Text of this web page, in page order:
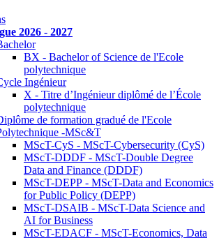
2026 - 2027
BX - Bachelor of Science de l'Ecole
polytechnique
Ingénieur
X - Titre d’Ingénieur diplômé de l’École
polytechnique
de formation gradué de l'Ecole
-MSc&T
MScT-CyS - MScT-Cybersecurity (CyS)
MScT-DDDF - MScT-Double Degree
Data and Finance (DDDF)
MScT-DEPP - MScT-Data and Economics
for Public Policy (DEPP)
MScT-DSAIB - MScT-Data Science and
AI for Business
MScT-EDACF - MScT-Economics, Data